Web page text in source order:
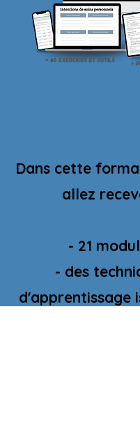
Dans cette
allez
- 21
- des
d'apprentissage